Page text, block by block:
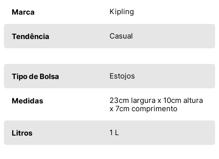
Marca Kipling
Tendência Casual
Tipo de Bolsa Estojos
Medidas
23cm largura x 10cm altura
x 7cm comprimento
Litros 1 L